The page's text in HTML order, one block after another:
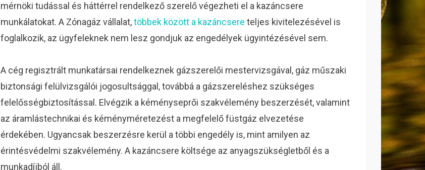
mérnöki tudással és háttérrel rendelkező szerelő végezheti el a kazáncsere
munkálatokat. A Zónagáz vállalat,többek között a kazáncsere teljes kivitelezésével is
foglalkozik, az ügyfeleknek nem lesz gondjuk az engedélyek ügyintézésével sem.
A cég regisztrált munkatársai rendelkeznek gázszerelői mestervizsgával, gáz műszaki
biztonsági felülvizsgálói jogosultsággal, továbbá a gázszereléshez szükséges
felelősségbiztosítással. Elvégzik a kéményseprői szakvélemény beszerzését, valamint
az áramlástechnikai és kéményméretezést a megfelelő füstgáz elvezetése
érdekében. Ugyancsak beszerzésre kerül a többi engedély is, mint amilyen az
érintésvédelmi szakvélemény. A kazáncsere költsége az anyagszükségletből és a
munkadíjból áll.